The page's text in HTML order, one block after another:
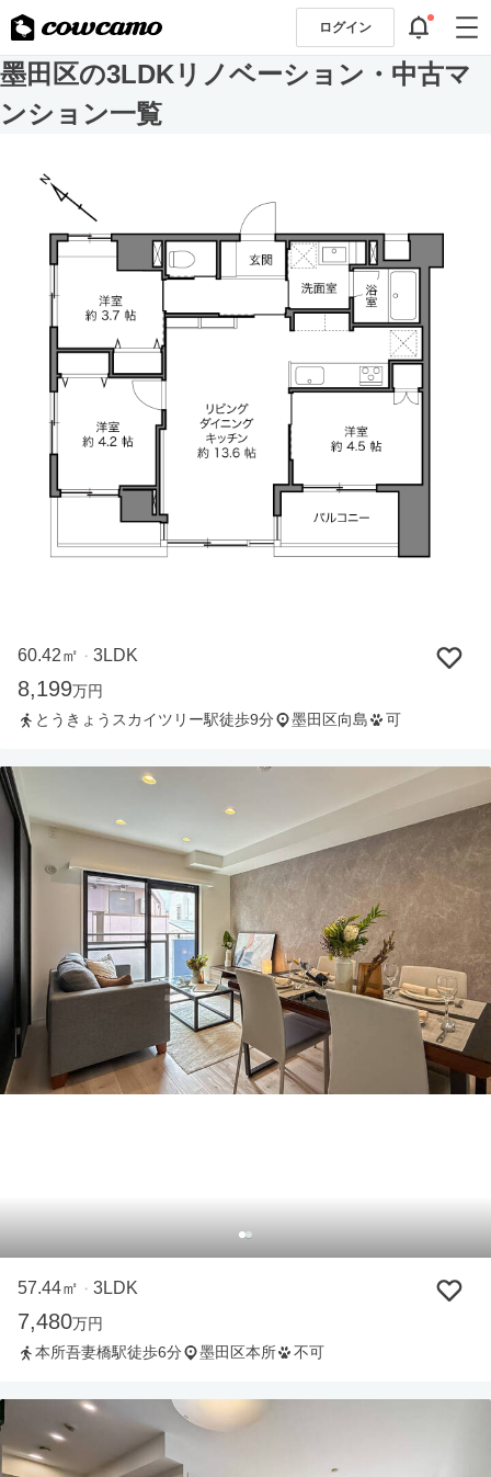
ログイン
墨田区の3LDKリノベーション・中古マ
ンション一覧
60.42㎡ ・ 3LDK
8,199万円
とうきょうスカイツリー駅徒歩9分
墨田区向島 可
57.44㎡ ・ 3LDK
7,480万円
本所吾妻橋駅徒歩6分
墨田区本所 不可